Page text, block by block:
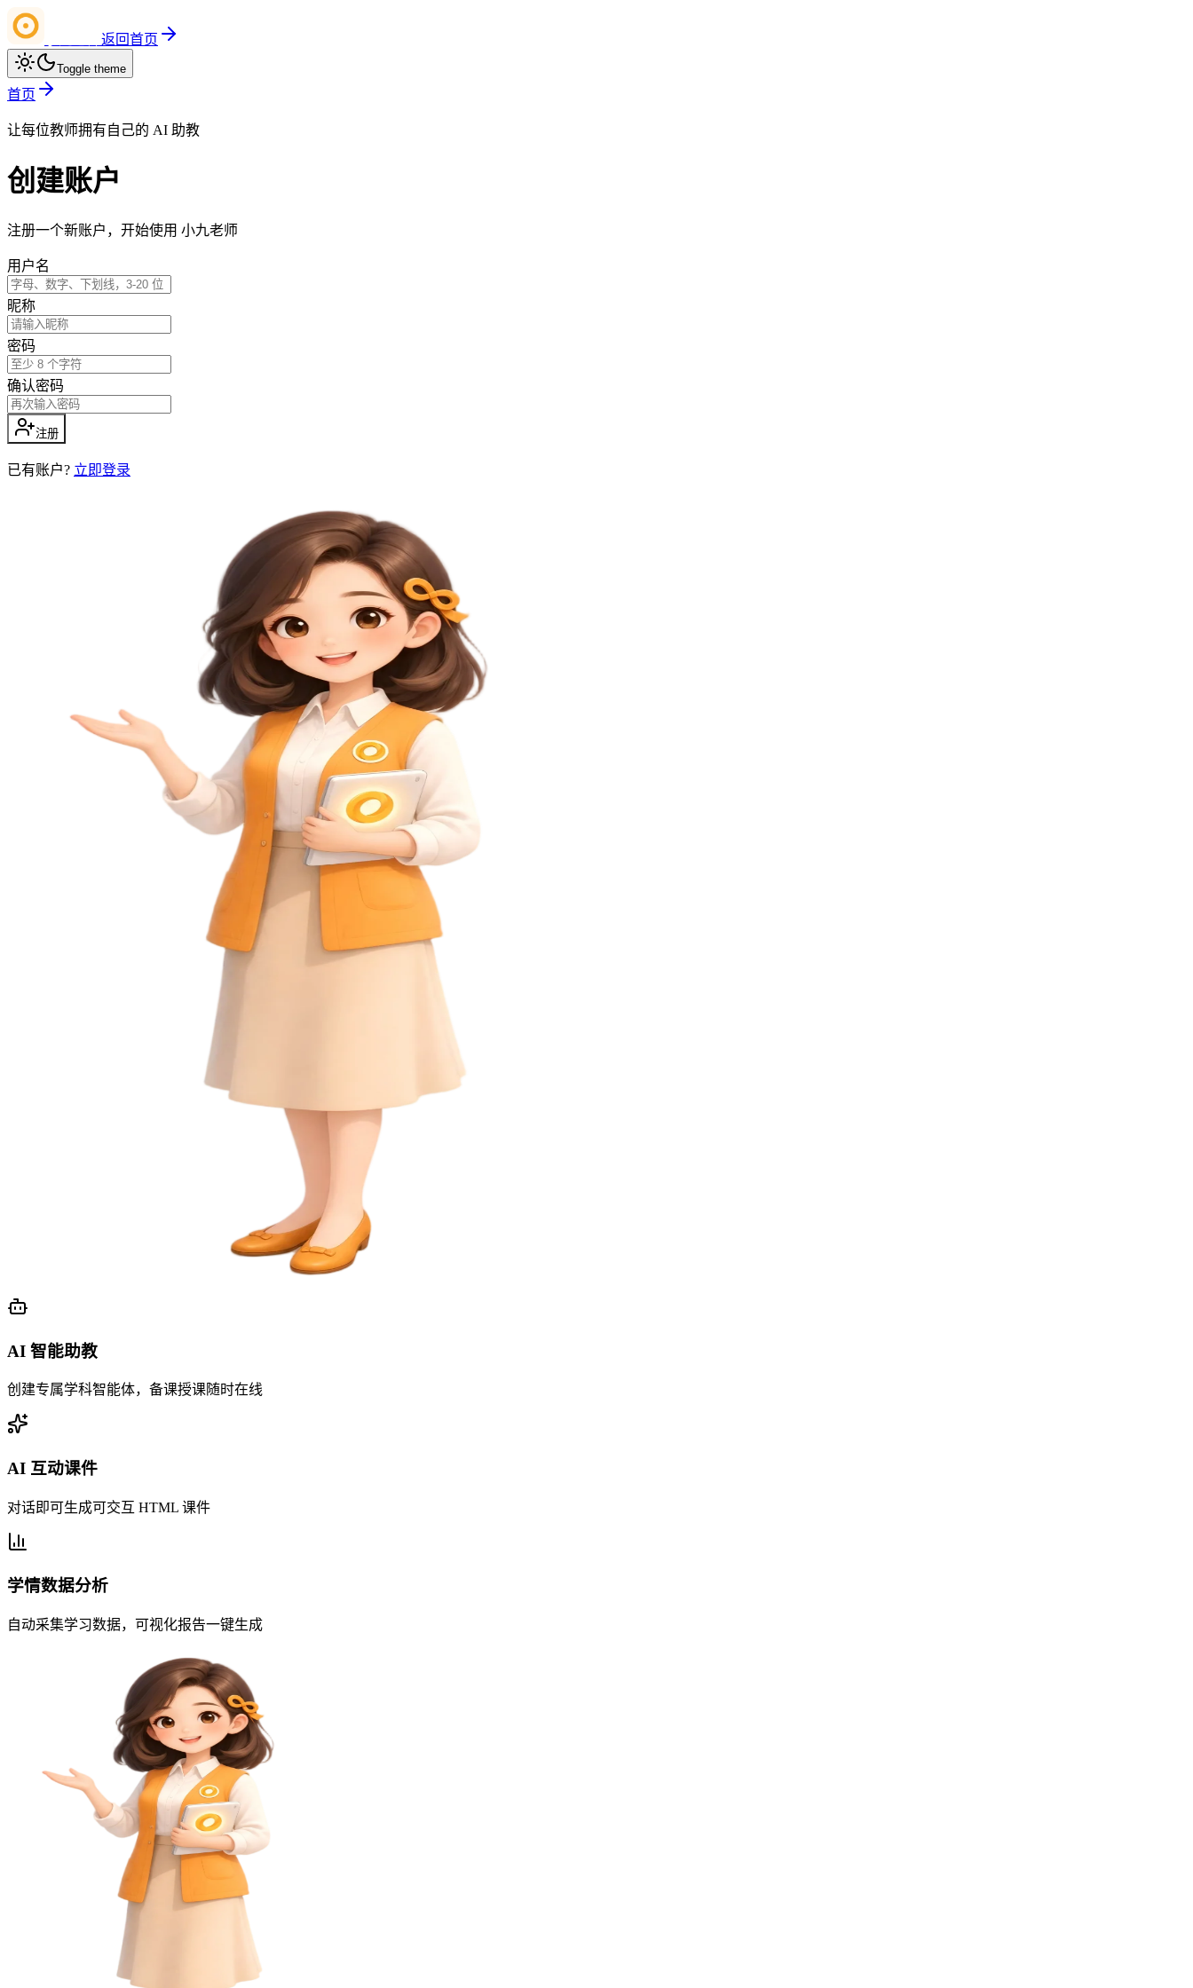
返回首页
Toggle theme
首页
让每位教师拥有自己的 AI 助教
创建账户
注册一个新账户，开始使用 小九老师
用户名
昵称
密码
确认密码
注册
已有账户? 立即登录
AI 智能助教
创建专属学科智能体，备课授课随时在线
AI 互动课件
对话即可生成可交互 HTML 课件
学情数据分析
自动采集学习数据，可视化报告一键生成